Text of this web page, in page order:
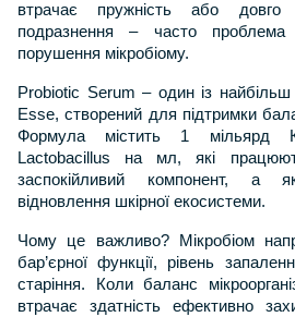
втрачає пружність або довго
подразнення – часто
порушення мікробіому.
Probiotic Serum – один із найбільш
Esse, створений для підтримки
Формула містить 1 мільярд
Lactobacillus на мл, які
заспокійливий компонент, а
відновлення шкірної екосистеми.
Чому це важливо? Мікробіом
бар’єрної функції, рівень
старіння. Коли баланс
втрачає здатність ефективно